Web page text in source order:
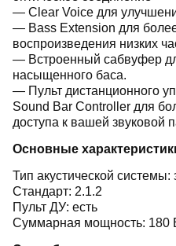
— Clear Voice для
— Bass Extension для более
воспроизведения низких
— Встроенный сабвуфер
насыщенного баса.
— Пульт дистанционного
Sound Bar Controller для
доступа к вашей звуковой
Основные
Тип акустической системы:
Стандарт: 2.1.2
Пульт ДУ: есть
Суммарная мощность: 180